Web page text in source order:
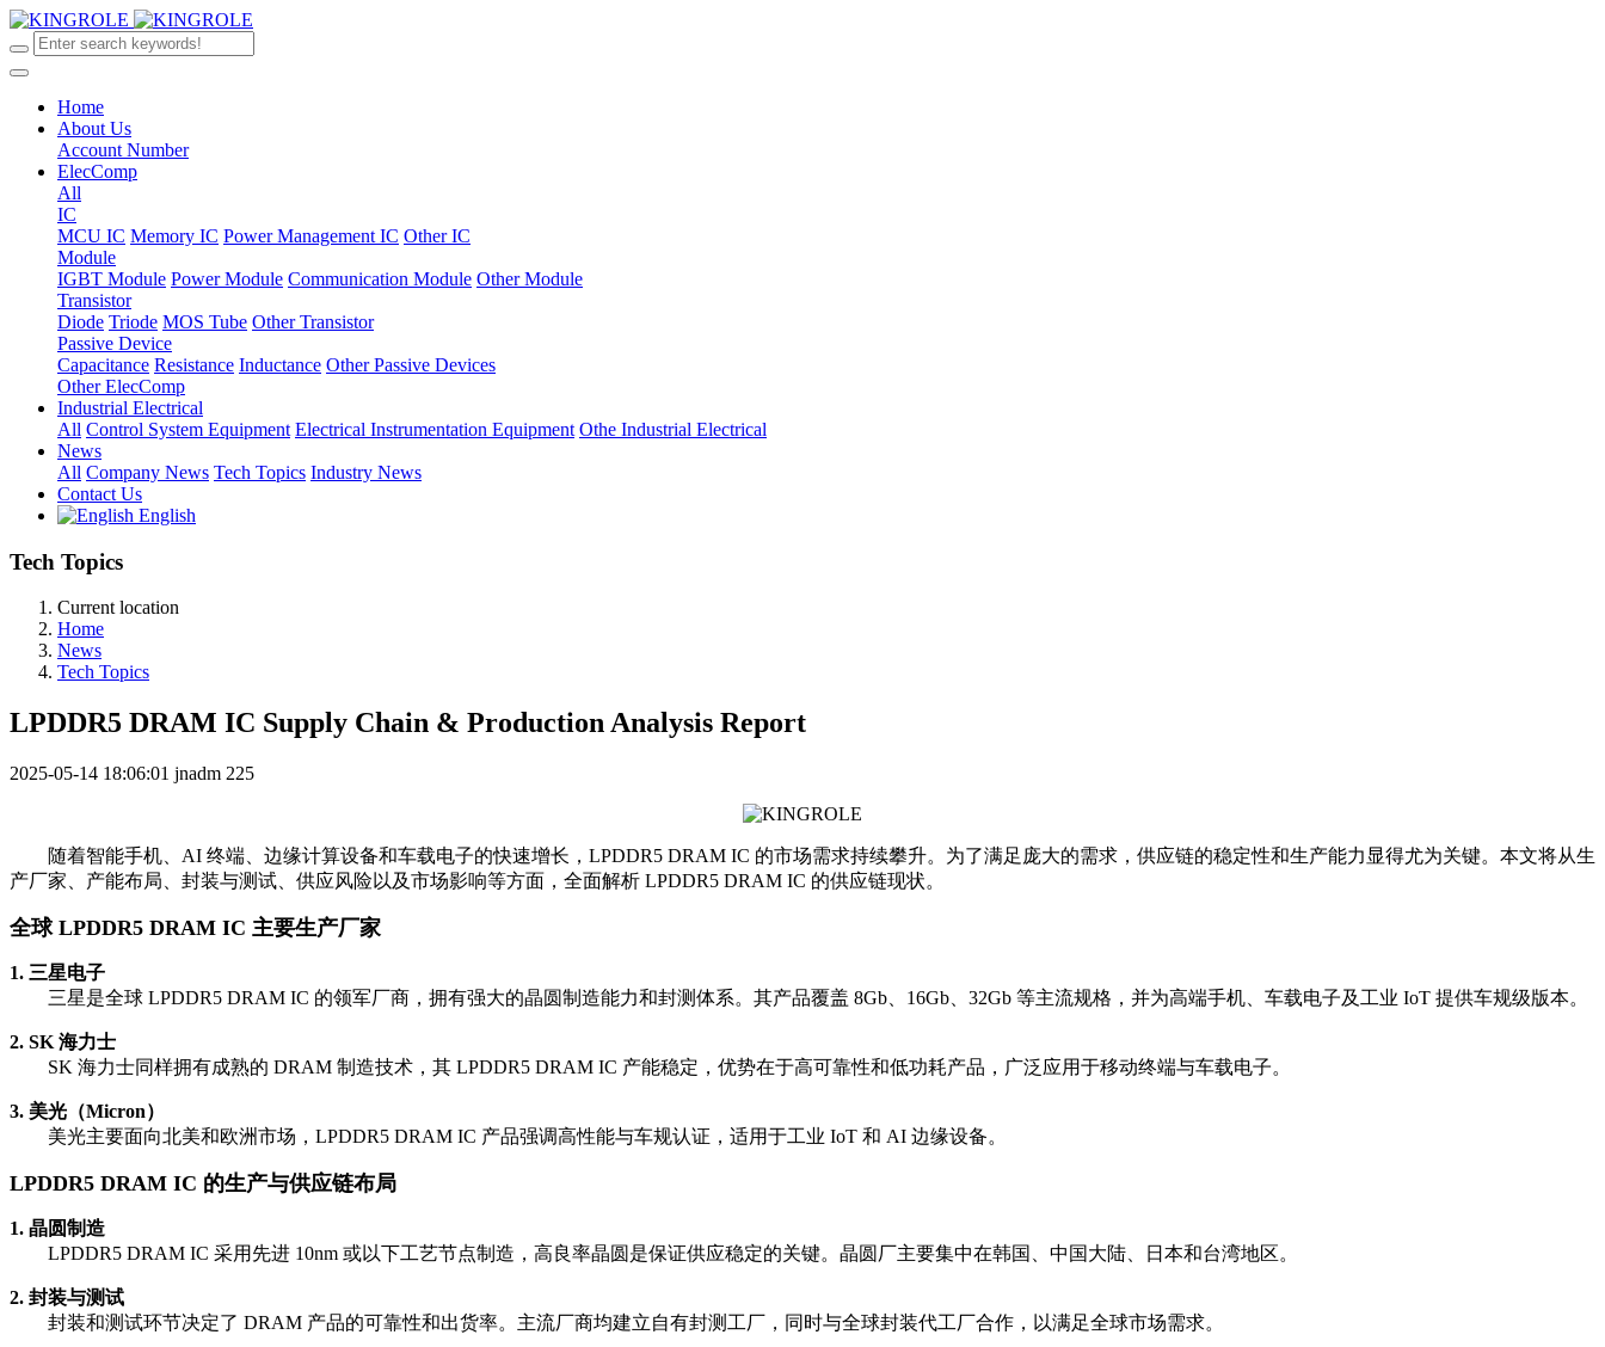
Home
About Us
Account Number
ElecComp
All
IC
MCU IC Memory IC Power Management IC Other IC
Module
IGBT Module Power Module Communication Module Other Module
Transistor
Diode Triode MOS Tube Other Transistor
Passive Device
Capacitance Resistance Inductance Other Passive Devices
Other ElecComp
Industrial Electrical
All Control System Equipment Electrical Instrumentation Equipment Othe Industrial Electrical
News
All Company News Tech Topics Industry News
Contact Us
English
Tech Topics
Current location
Home
News
Tech Topics
LPDDR5 DRAM IC Supply Chain & Production Analysis Report
2025-05-14 18:06:01 jnadm 225
随着智能手机、AI 终端、边缘计算设备和车载电子的快速增长，LPDDR5 DRAM IC 的市场需求持续攀升。为了满足庞大的需求，供应链的稳定性和生产能力显得尤为关键。本文将从生
产厂家、产能布局、封装与测试、供应风险以及市场影响等方面，全面解析 LPDDR5 DRAM IC 的供应链现状。
全球 LPDDR5 DRAM IC 主要生产厂家
1. 三星电子
三星是全球 LPDDR5 DRAM IC 的领军厂商，拥有强大的晶圆制造能力和封测体系。其产品覆盖 8Gb、16Gb、32Gb 等主流规格，并为高端手机、车载电子及工业 IoT 提供车规级版本。
2. SK 海力士
SK 海力士同样拥有成熟的 DRAM 制造技术，其 LPDDR5 DRAM IC 产能稳定，优势在于高可靠性和低功耗产品，广泛应用于移动终端与车载电子。
3. 美光（Micron）
美光主要面向北美和欧洲市场，LPDDR5 DRAM IC 产品强调高性能与车规认证，适用于工业 IoT 和 AI 边缘设备。
LPDDR5 DRAM IC 的生产与供应链布局
1. 晶圆制造
LPDDR5 DRAM IC 采用先进 10nm 或以下工艺节点制造，高良率晶圆是保证供应稳定的关键。晶圆厂主要集中在韩国、中国大陆、日本和台湾地区。
2. 封装与测试
封装和测试环节决定了 DRAM 产品的可靠性和出货率。主流厂商均建立自有封测工厂，同时与全球封装代工厂合作，以满足全球市场需求。